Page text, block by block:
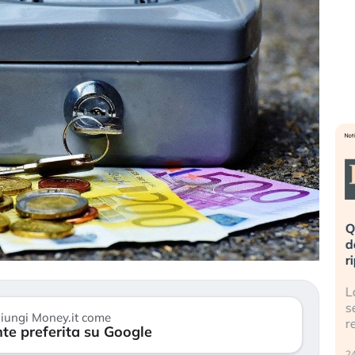
Money.it come
preferita su Google
Investitori
lo scoppio
Quando la finanza pesa più
dell’economia reale. L’America sta
ripetendo gli errori del 2008?
La ricchezza mondiale cresce, ma è
sempre più sganciata dall’economia
reale. (…)